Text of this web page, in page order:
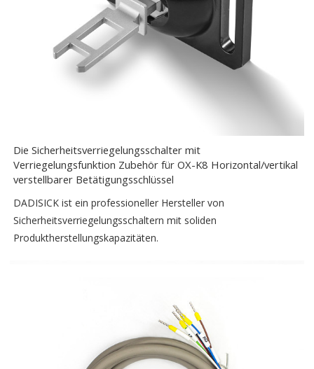
Die Sicherheitsverriegelungsschalter mit
Verriegelungsfunktion Zubehör für OX-K8 Horizontal/vertikal
verstellbarer Betätigungsschlüssel
DADISICK ist ein professioneller Hersteller von
Sicherheitsverriegelungsschaltern mit soliden
Produktherstellungskapazitäten.